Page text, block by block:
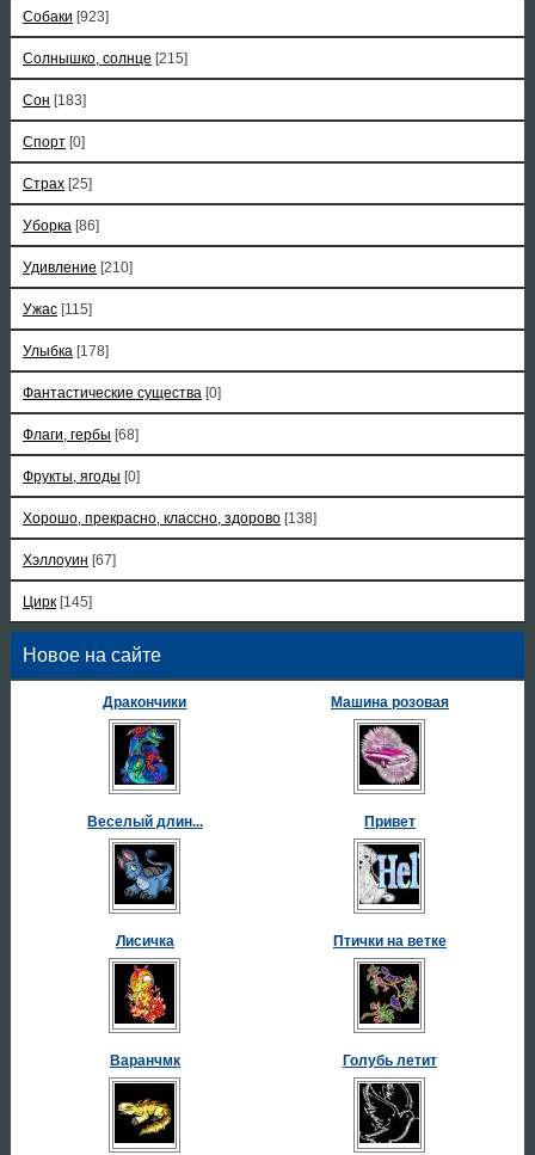
Собаки [923]
Солнышко, солнце [215]
Сон [183]
Спорт [0]
Страх [25]
Уборка [86]
Удивление [210]
Ужас [115]
Улыбка [178]
Фантастические существа [0]
Флаги, гербы [68]
Фрукты, ягоды [0]
Хорошо, прекрасно, классно, здорово [138]
Хэллоуин [67]
Цирк [145]
Новое на сайте
Дракончики Машина розовая
Веселый длин... Привет
Лисичка Птички на ветке
Варанчмк Голубь летит